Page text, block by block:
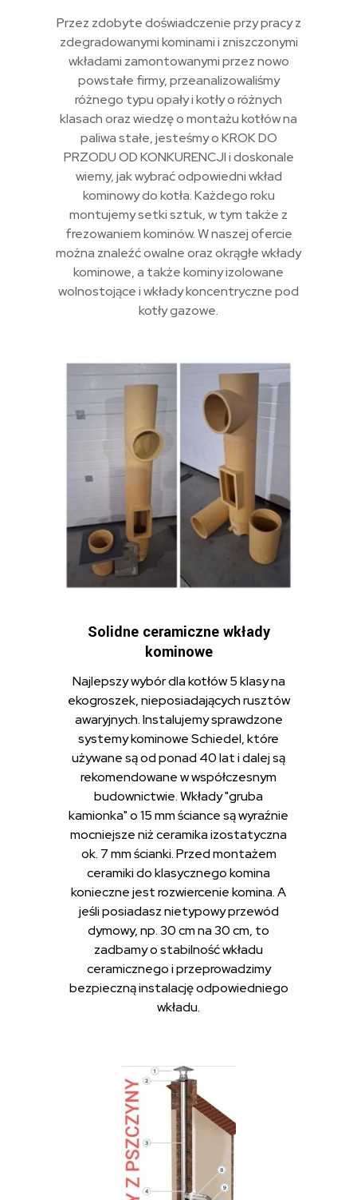
Przez zdobyte doświadczenie przy pracy z
zdegradowanymi kominami i zniszczonymi
wkładami zamontowanymi przez nowo
powstałe firmy, przeanalizowaliśmy
różnego typu opały i kotły o różnych
klasach oraz wiedzę o montażu kotłów na
paliwa stałe, jesteśmy o KROK DO
PRZODU OD KONKURENCJI i doskonale
wiemy, jak wybrać odpowiedni wkład
kominowy do kotła. Każdego roku
montujemy setki sztuk, w tym także z
frezowaniem kominów. W naszej ofercie
można znaleźć owalne oraz okrągłe wkłady
kominowe, a także kominy izolowane
wolnostojące i wkłady koncentryczne pod
kotły gazowe.
Solidne ceramiczne wkłady
kominowe
Najlepszy wybór dla kotłów 5 klasy na
ekogroszek, nieposiadających rusztów
awaryjnych. Instalujemy sprawdzone
systemy kominowe Schiedel, które
używane są od ponad 40 lat i dalej są
rekomendowane w współczesnym
budownictwie. Wkłady "gruba
kamionka" o 15 mm ściance są wyraźnie
mocniejsze niż ceramika izostatyczna
ok. 7 mm ścianki. Przed montażem
ceramiki do klasycznego komina
konieczne jest rozwiercenie komina. A
jeśli posiadasz nietypowy przewód
dymowy, np. 30 cm na 30 cm, to
zadbamy o stabilność wkładu
ceramicznego i przeprowadzimy
bezpieczną instalację odpowiedniego
wkładu.